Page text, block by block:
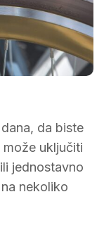
da biste
može uključiti
jednostavno
nekoliko